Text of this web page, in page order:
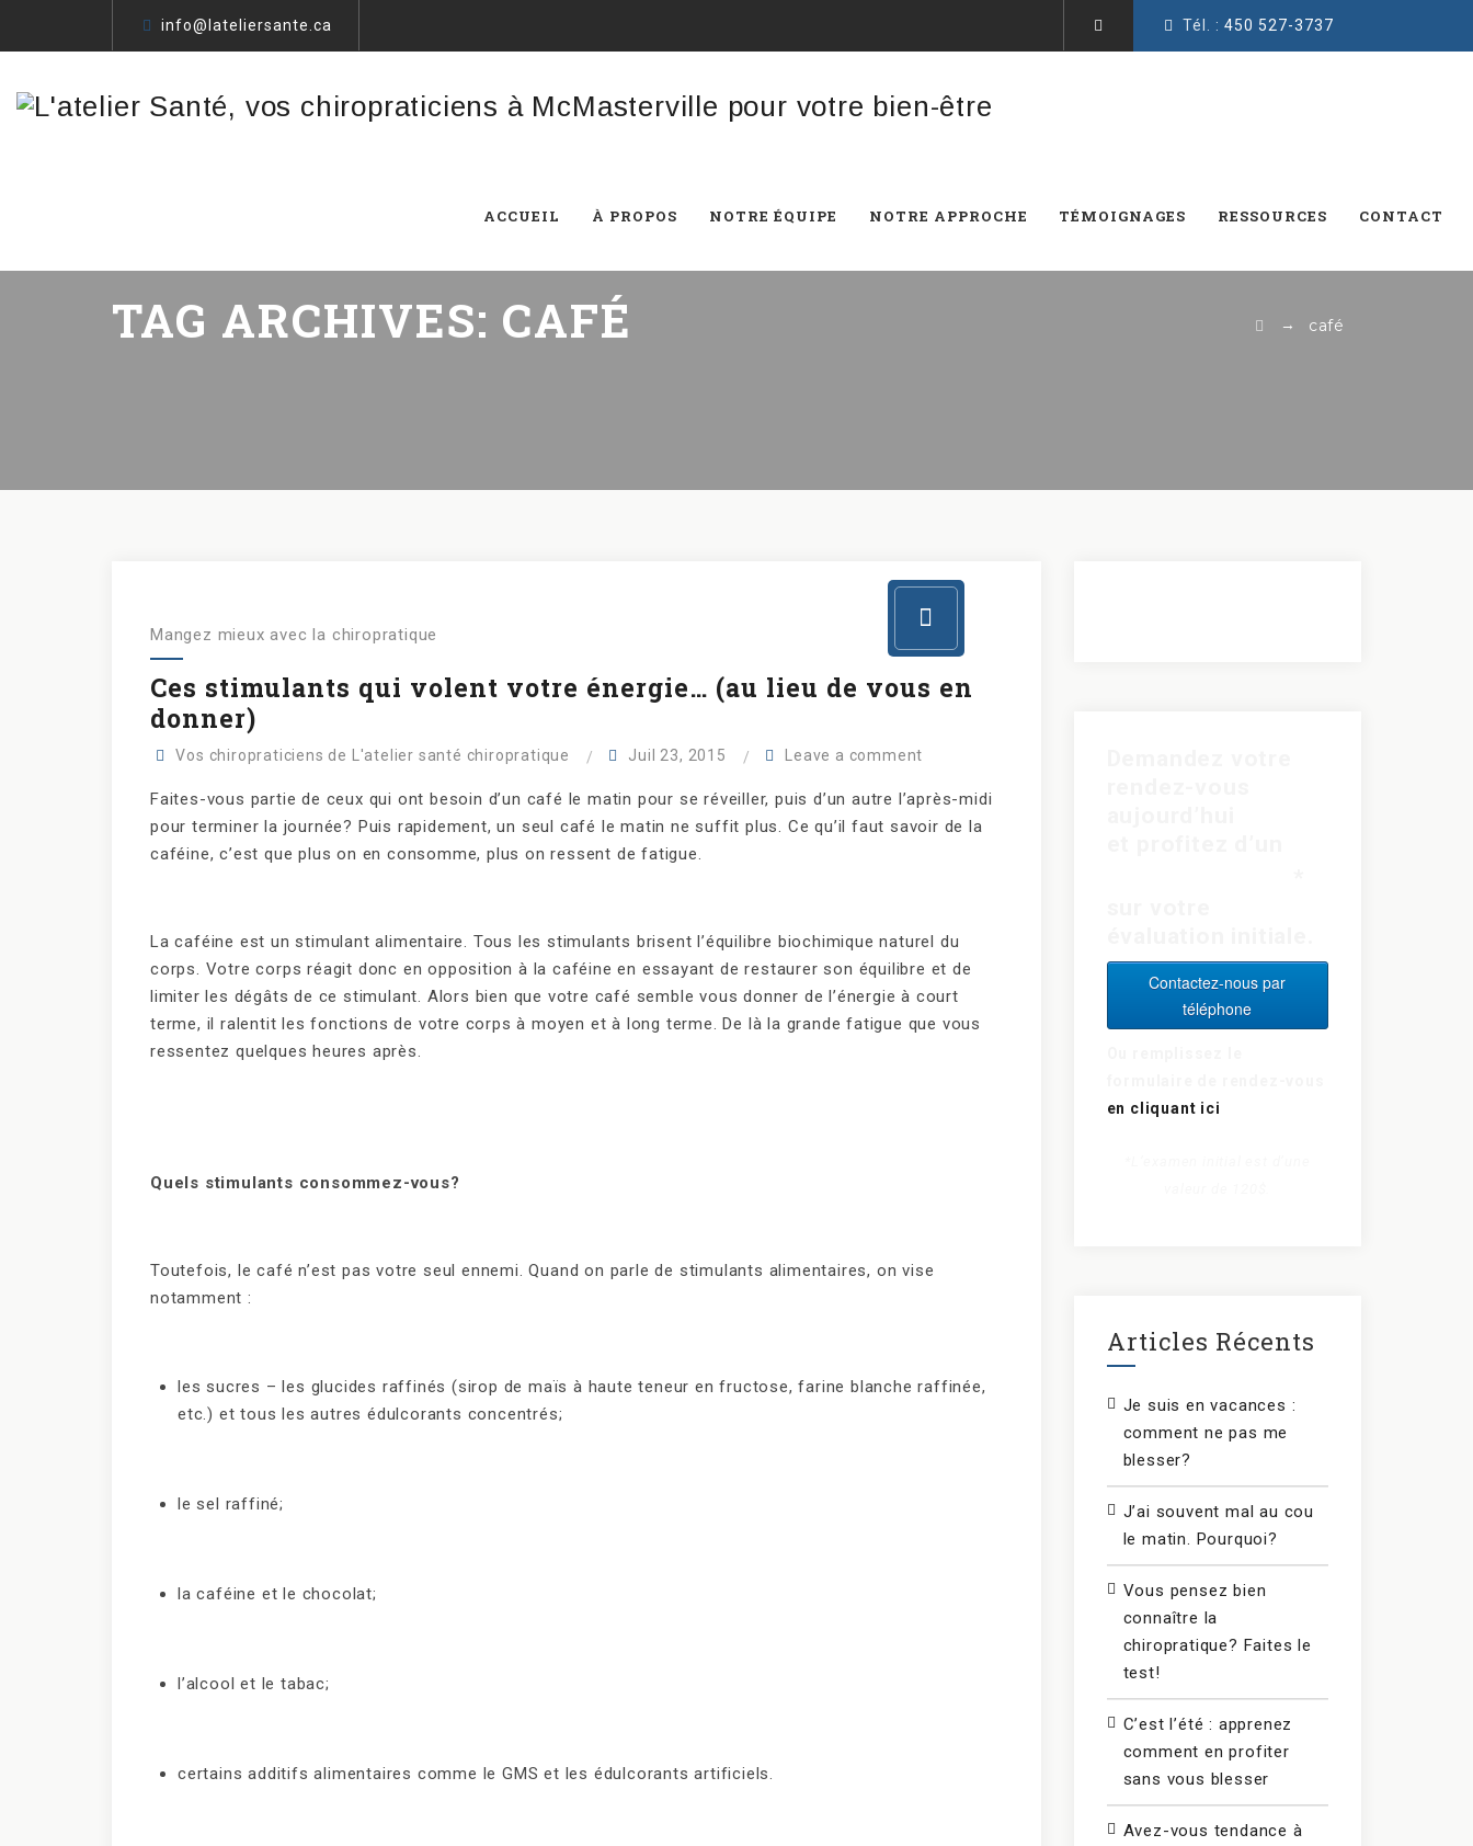
info@lateliersante.ca Tél. : 450 527-3737
ACCUEIL À PROPOS NOTRE ÉQUIPE NOTRE APPROCHE TÉMOIGNAGES RESSOURCES CONTACT
TAG ARCHIVES: CAFÉ → café
Mangez mieux avec la chiropratique
Ces stimulants qui volent votre énergie… (au lieu de vous en
donner)
Vos chiropraticiens de L'atelier santé chiropratique Juil 23, 2015 Leave a comment
Faites-vous partie de ceux qui ont besoin d’un café le matin pour se réveiller, puis d’un autre l’après-midi
pour terminer la journée? Puis rapidement, un seul café le matin ne suffit plus. Ce qu’il faut savoir de la
caféine, c’est que plus on en consomme, plus on ressent de fatigue.
La caféine est un stimulant alimentaire. Tous les stimulants brisent l’équilibre biochimique naturel du
corps. Votre corps réagit donc en opposition à la caféine en essayant de restaurer son équilibre et de
limiter les dégâts de ce stimulant. Alors bien que votre café semble vous donner de l’énergie à court
terme, il ralentit les fonctions de votre corps à moyen et à long terme. De là la grande fatigue que vous
ressentez quelques heures après.
Quels stimulants consommez-vous?
Toutefois, le café n’est pas votre seul ennemi. Quand on parle de stimulants alimentaires, on vise
notamment :
les sucres – les glucides raffinés (sirop de maïs à haute teneur en fructose, farine blanche raffinée,
etc.) et tous les autres édulcorants concentrés;
le sel raffiné;
la caféine et le chocolat;
l’alcool et le tabac;
certains additifs alimentaires comme le GMS et les édulcorants artificiels.
Contactez-nous par
téléphone
en cliquant ici
Articles Récents
Je suis en vacances :
comment ne pas me
blesser?
J’ai souvent mal au cou
le matin. Pourquoi?
Vous pensez bien
connaître la
chiropratique? Faites le
test!
C’est l’été : apprenez
comment en profiter
sans vous blesser
Avez-vous tendance à